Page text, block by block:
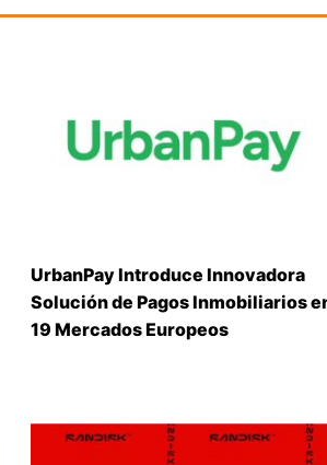
UrbanPay Introduce Innovadora
Solución de Pagos Inmobiliarios
19 Mercados Europeos